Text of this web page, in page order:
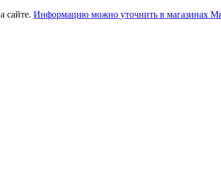
сайте. Информацию можно уточнить в магазинах